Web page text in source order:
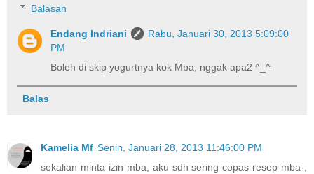
Balasan
Endang Indriani
Rabu, Januari 30, 2013 5:09:00
PM
Boleh di skip yogurtnya kok Mba, nggak apa2 ^_^
Balas
Kamelia Mf Senin, Januari 28, 2013 11:46:00 PM
sekalian minta izin mba, aku sdh sering copas resep mba ,